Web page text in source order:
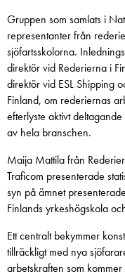
Gruppen som samlats i
representanter från
sjöfartsskolorna.
direktör vid Rederierna i
direktör vid ESL Shipping
Finland, om rederiernas
efterlyste aktivt
av hela branschen.
Maija Mattila från
Traficom presenterade
syn på ämnet
Finlands yrkeshögskola
Ett centralt bekymmer
tillräckligt med nya
arbetskraften som